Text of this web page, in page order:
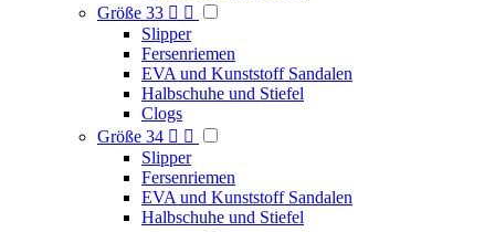
Größe 33  
Slipper
Fersenriemen
EVA und Kunststoff Sandalen
Halbschuhe und Stiefel
Clogs
Größe 34  
Slipper
Fersenriemen
EVA und Kunststoff Sandalen
Halbschuhe und Stiefel